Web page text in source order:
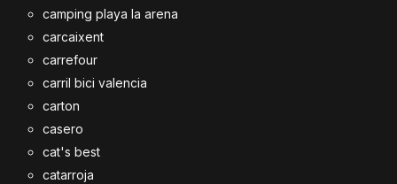
camping playa la arena
carcaixent
carrefour
carril bici valencia
carton
casero
cat's best
catarroja